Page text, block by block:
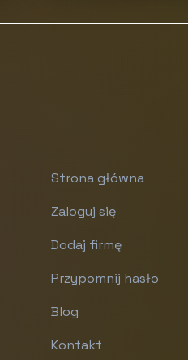
Strona główna
Zaloguj się
Dodaj firmę
Przypomnij hasło
Blog
Kontakt